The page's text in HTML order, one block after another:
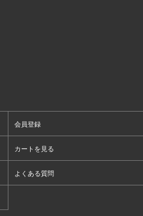
会員登録
カートを見る
よくある質問